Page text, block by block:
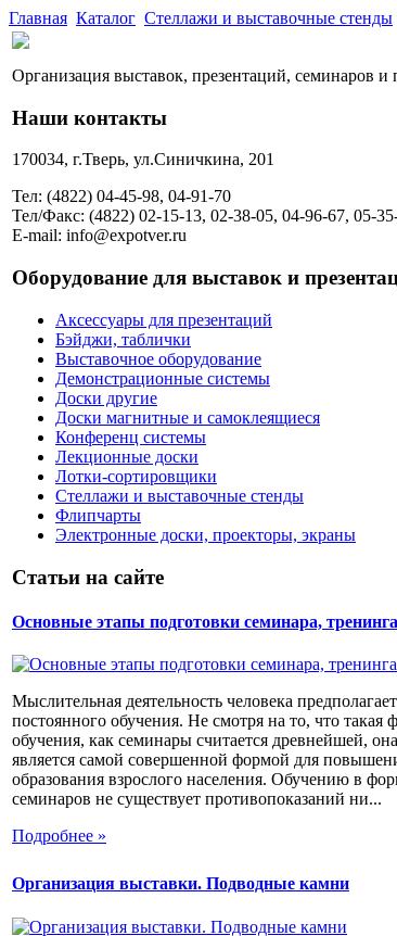
Главная Каталог Стеллажи и выставочные стенды
Организация выставок, презентаций, семинаров и
Наши контакты
170034, г.Тверь, ул.Синичкина, 201
Тел: (4822) 04-45-98, 04-91-70
Тел/Факс: (4822) 02-15-13, 02-38-05, 04-96-67, 05-
E-mail: info@expotver.ru
Оборудование для выставок и
Аксессуары для презентаций
Бэйджи, таблички
Выставочное оборудование
Демонстрационные системы
Доски другие
Доски магнитные и самоклеящиеся
Конференц системы
Лекционные доски
Лотки-сортировщики
Стеллажи и выставочные стенды
Флипчарты
Электронные доски, проекторы, экраны
Статьи на сайте
Основные этапы подготовки семинара, тренинга
Мыслительная деятельность человека
постоянного обучения. Не смотря на то, что такая
обучения, как семинары считается древнейшей,
является самой совершенной формой для
образования взрослого населения. Обучению в
семинаров не существует противопоказаний ни...
Подробнее »
Организация выставки. Подводные камни